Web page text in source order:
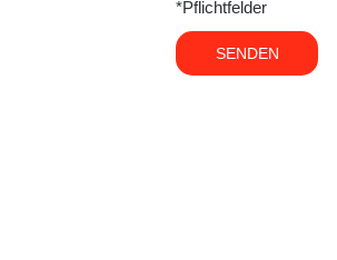
*Pflichtfelder
SENDEN